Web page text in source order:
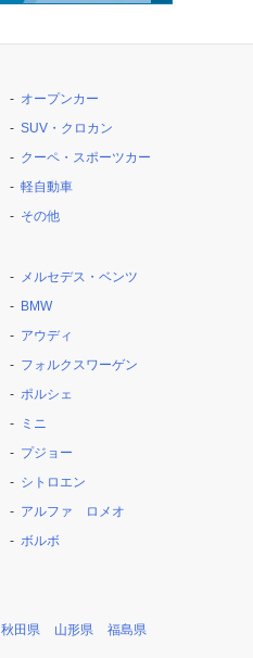
オープンカー
SUV・クロカン
クーペ・スポーツカー
軽自動車
その他
メルセデス・ベンツ
BMW
アウディ
フォルクスワーゲン
ポルシェ
ミニ
プジョー
シトロエン
アルファ ロメオ
ボルボ
秋田県 山形県 福島県